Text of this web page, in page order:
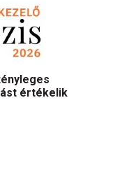
értékelik